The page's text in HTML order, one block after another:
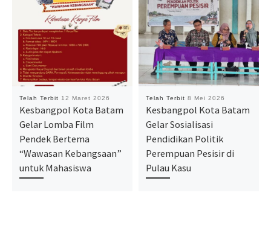
Telah Terbit 12 Maret 2026
Kesbangpol Kota Batam
Gelar Lomba Film
Pendek Bertema
“Wawasan Kebangsaan”
untuk Mahasiswa
Telah Terbit 8 Mei 2026
Kesbangpol Kota Batam
Gelar Sosialisasi
Pendidikan Politik
Perempuan Pesisir di
Pulau Kasu